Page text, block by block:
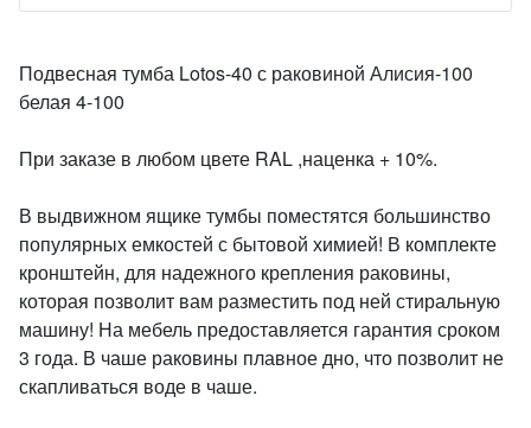
Подвесная тумба Lotos-40 с раковиной Алисия-100
белая 4-100
При заказе в любом цвете RAL ,наценка + 10%.
В выдвижном ящике тумбы поместятся большинство
популярных емкостей с бытовой химией! В комплекте
кронштейн, для надежного крепления раковины,
которая позволит вам разместить под ней стиральную
машину! На мебель предоставляется гарантия сроком
3 года. В чаше раковины плавное дно, что позволит не
скапливаться воде в чаше.